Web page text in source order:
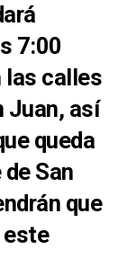
7:00
las calles
Juan, así
queda
San
que